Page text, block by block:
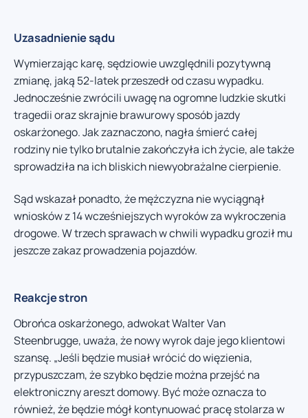
Uzasadnienie sądu
Wymierzając karę, sędziowie uwzględnili pozytywną
zmianę, jaką 52-latek przeszedł od czasu wypadku.
Jednocześnie zwrócili uwagę na ogromne ludzkie skutki
tragedii oraz skrajnie brawurowy sposób jazdy
oskarżonego. Jak zaznaczono, nagła śmierć całej
rodziny nie tylko brutalnie zakończyła ich życie, ale także
sprowadziła na ich bliskich niewyobrażalne cierpienie.
Sąd wskazał ponadto, że mężczyzna nie wyciągnął
wniosków z 14 wcześniejszych wyroków za wykroczenia
drogowe. W trzech sprawach w chwili wypadku groził mu
jeszcze zakaz prowadzenia pojazdów.
Reakcje stron
Obrońca oskarżonego, adwokat Walter Van
Steenbrugge, uważa, że nowy wyrok daje jego klientowi
szansę. „Jeśli będzie musiał wrócić do więzienia,
przypuszczam, że szybko będzie można przejść na
elektroniczny areszt domowy. Być może oznacza to
również, że będzie mógł kontynuować pracę stolarza w